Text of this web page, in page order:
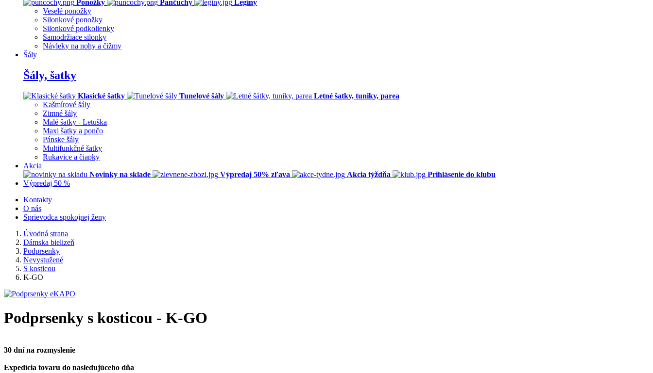
Ponožky Pančuchy
Legíny
Veselé ponožky
Silonkové ponožky
Silonkové podkolienky
Samodržiace silonky
Návleky na nohy a čižmy
Šály
Šály, šatky
Klasické šatky Tunelové šály
Letné šatky, tuniky, parea
Kašmírové šály
Zimné šály
Malé šatky - Letuška
Maxi šatky a pončo
Pánske šály
Multifunkčné šatky
Rukavice a čiapky
Akcia
Novinky na sklade
Výpredaj 50% zľava Akcia týždňa
Prihlásenie do klubu
Výpredaj 50 %
Kontakty
O nás
Sprievodca spokojnej ženy
Úvodná strana
Dámska bielizeň
Podprsenky
Nevystužené
S kosticou
K-GO
Podprsenky s kosticou - K-GO
30 dní na rozmyslenie
Expedícia tovaru do nasledujúceho dňa